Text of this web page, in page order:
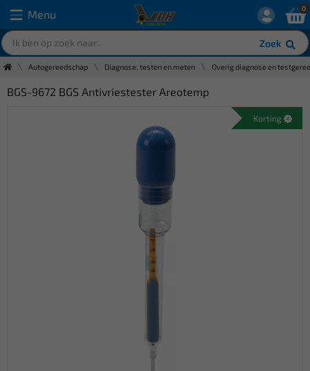
Menu
Zoek
0
Autogereedschap Diagnose, testen en meten Overig diagnose en
BGS-9672 BGS Antivriestester Areotemp
Korting